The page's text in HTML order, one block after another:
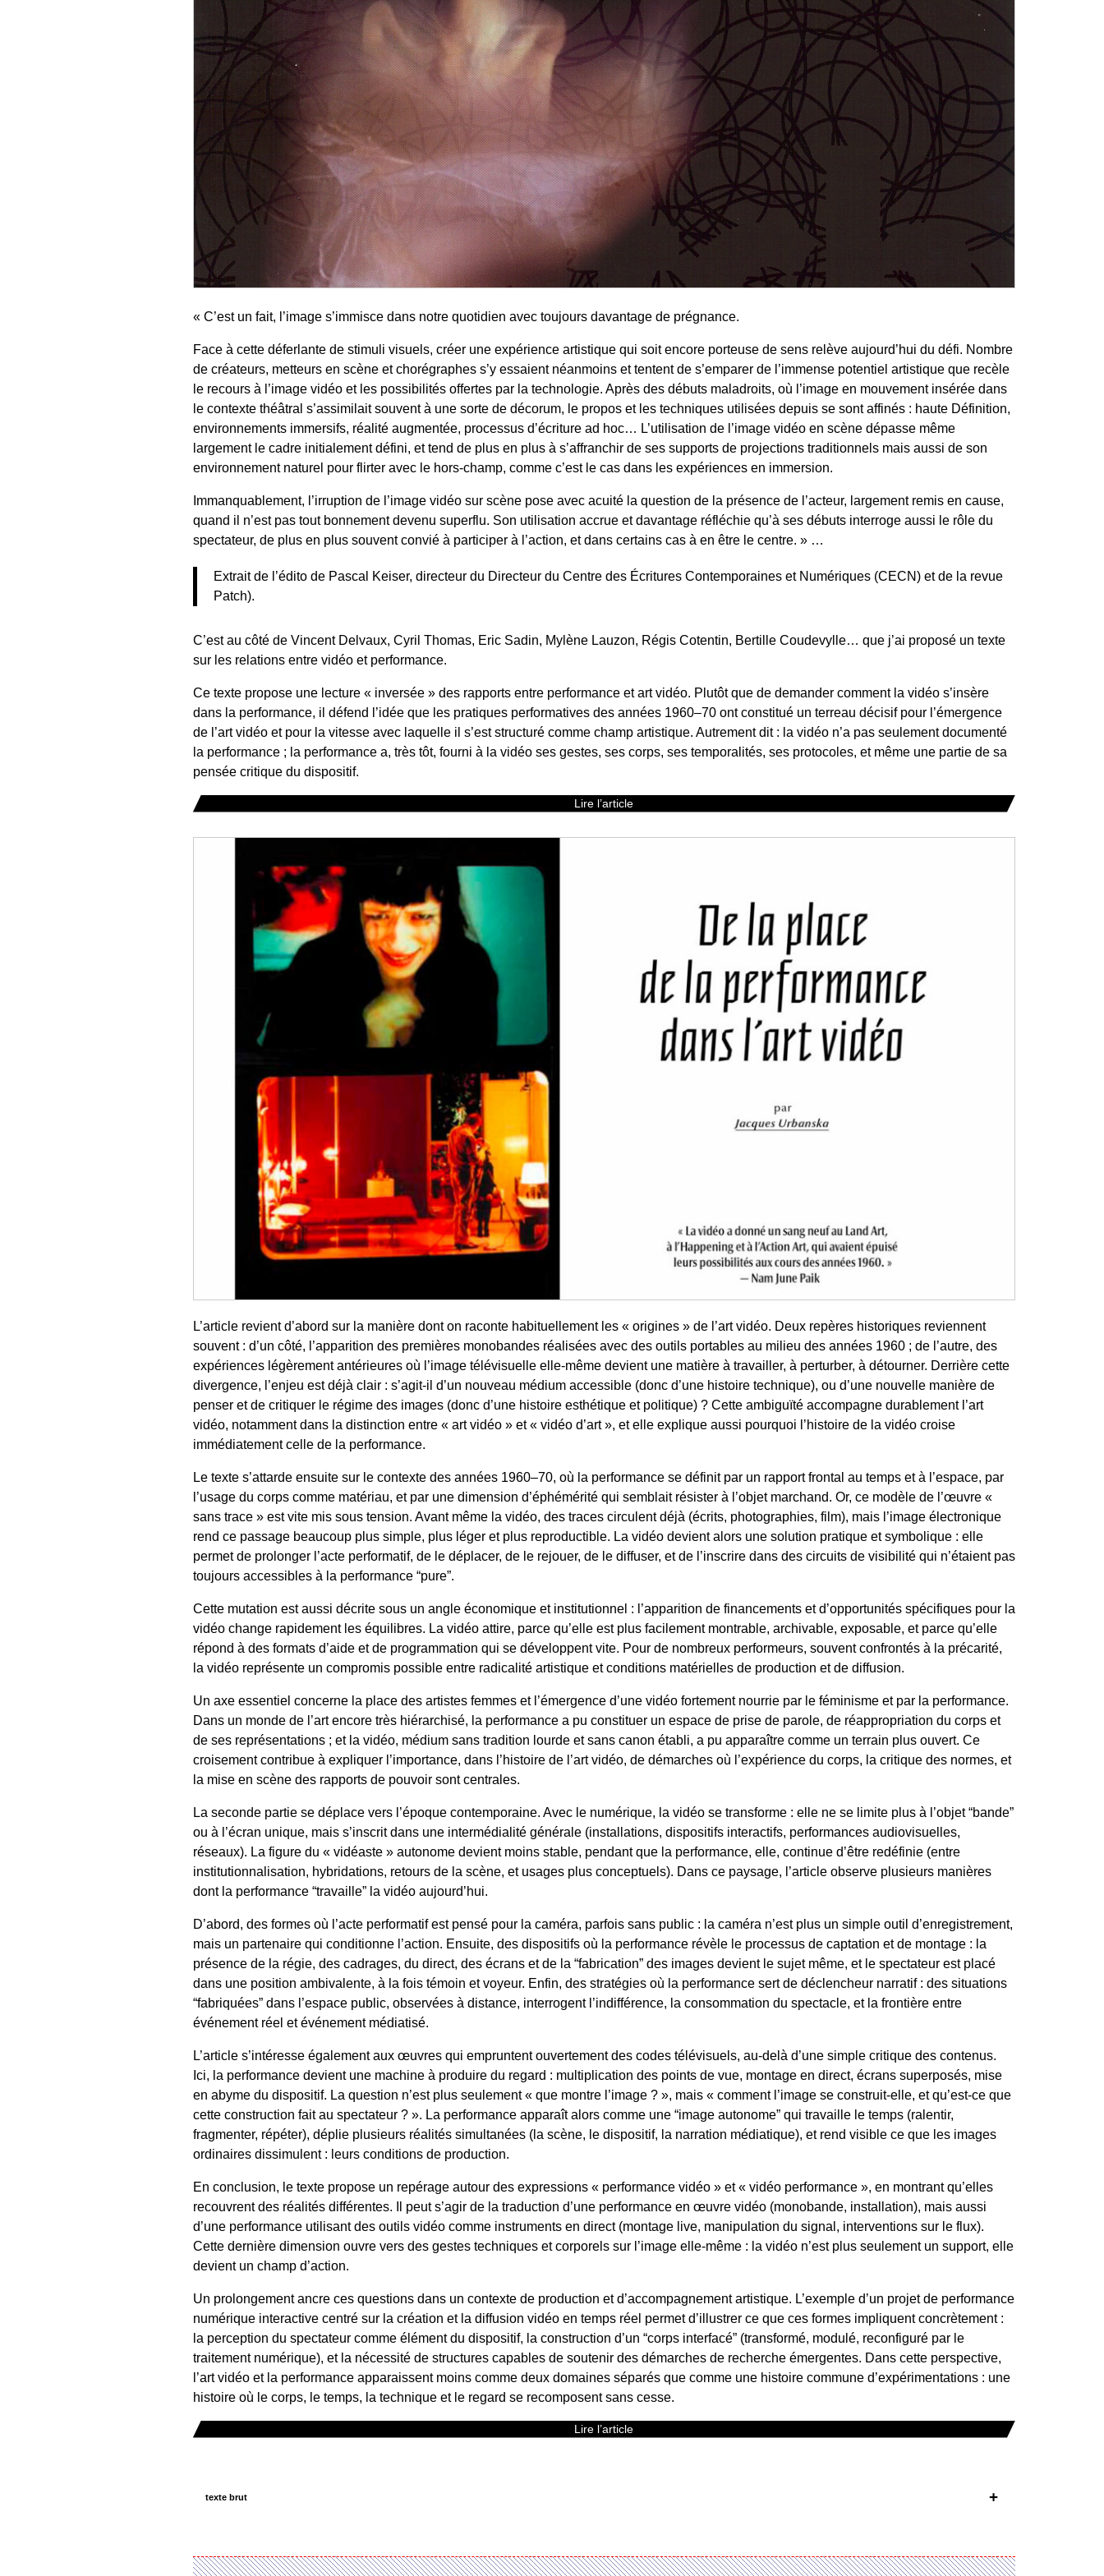
« C’est un fait, l’image s’immisce dans notre quotidien avec toujours davantage de prégnance.
Face à cette déferlante de stimuli visuels, créer une expérience artistique qui soit encore porteuse de sens relève aujourd’hui du défi. Nombre
de créateurs, metteurs en scène et chorégraphes s’y essaient néanmoins et tentent de s’emparer de l’immense potentiel artistique que recèle
le recours à l’image vidéo et les possibilités offertes par la technologie. Après des débuts maladroits, où l’image en mouvement insérée dans
le contexte théâtral s’assimilait souvent à une sorte de décorum, le propos et les techniques utilisées depuis se sont affinés : haute Définition,
environnements immersifs, réalité augmentée, processus d’écriture ad hoc… L’utilisation de l’image vidéo en scène dépasse même
largement le cadre initialement défini, et tend de plus en plus à s’affranchir de ses supports de projections traditionnels mais aussi de son
environnement naturel pour flirter avec le hors-champ, comme c’est le cas dans les expériences en immersion.
Immanquablement, l’irruption de l’image vidéo sur scène pose avec acuité la question de la présence de l’acteur, largement remis en cause,
quand il n’est pas tout bonnement devenu superflu. Son utilisation accrue et davantage réfléchie qu’à ses débuts interroge aussi le rôle du
spectateur, de plus en plus souvent convié à participer à l’action, et dans certains cas à en être le centre. » …
Extrait de l’édito de Pascal Keiser, directeur du Directeur du Centre des Écritures Contemporaines et Numériques (CECN) et de la revue
Patch).
C’est au côté de Vincent Delvaux, Cyril Thomas, Eric Sadin, Mylène Lauzon, Régis Cotentin, Bertille Coudevylle… que j’ai proposé un texte
sur les relations entre vidéo et performance.
Ce texte propose une lecture « inversée » des rapports entre performance et art vidéo. Plutôt que de demander comment la vidéo s’insère
dans la performance, il défend l’idée que les pratiques performatives des années 1960–70 ont constitué un terreau décisif pour l’émergence
de l’art vidéo et pour la vitesse avec laquelle il s’est structuré comme champ artistique. Autrement dit : la vidéo n’a pas seulement documenté
la performance ; la performance a, très tôt, fourni à la vidéo ses gestes, ses corps, ses temporalités, ses protocoles, et même une partie de sa
pensée critique du dispositif.
Lire l’article
L’article revient d’abord sur la manière dont on raconte habituellement les « origines » de l’art vidéo. Deux repères historiques reviennent
souvent : d’un côté, l’apparition des premières monobandes réalisées avec des outils portables au milieu des années 1960 ; de l’autre, des
expériences légèrement antérieures où l’image télévisuelle elle-même devient une matière à travailler, à perturber, à détourner. Derrière cette
divergence, l’enjeu est déjà clair : s’agit-il d’un nouveau médium accessible (donc d’une histoire technique), ou d’une nouvelle manière de
penser et de critiquer le régime des images (donc d’une histoire esthétique et politique) ? Cette ambiguïté accompagne durablement l’art
vidéo, notamment dans la distinction entre « art vidéo » et « vidéo d’art », et elle explique aussi pourquoi l’histoire de la vidéo croise
immédiatement celle de la performance.
Le texte s’attarde ensuite sur le contexte des années 1960–70, où la performance se définit par un rapport frontal au temps et à l’espace, par
l’usage du corps comme matériau, et par une dimension d’éphémérité qui semblait résister à l’objet marchand. Or, ce modèle de l’œuvre «
sans trace » est vite mis sous tension. Avant même la vidéo, des traces circulent déjà (écrits, photographies, film), mais l’image électronique
rend ce passage beaucoup plus simple, plus léger et plus reproductible. La vidéo devient alors une solution pratique et symbolique : elle
permet de prolonger l’acte performatif, de le déplacer, de le rejouer, de le diffuser, et de l’inscrire dans des circuits de visibilité qui n’étaient pas
toujours accessibles à la performance “pure”.
Cette mutation est aussi décrite sous un angle économique et institutionnel : l’apparition de financements et d’opportunités spécifiques pour la
vidéo change rapidement les équilibres. La vidéo attire, parce qu’elle est plus facilement montrable, archivable, exposable, et parce qu’elle
répond à des formats d’aide et de programmation qui se développent vite. Pour de nombreux performeurs, souvent confrontés à la précarité,
la vidéo représente un compromis possible entre radicalité artistique et conditions matérielles de production et de diffusion.
Un axe essentiel concerne la place des artistes femmes et l’émergence d’une vidéo fortement nourrie par le féminisme et par la performance.
Dans un monde de l’art encore très hiérarchisé, la performance a pu constituer un espace de prise de parole, de réappropriation du corps et
de ses représentations ; et la vidéo, médium sans tradition lourde et sans canon établi, a pu apparaître comme un terrain plus ouvert. Ce
croisement contribue à expliquer l’importance, dans l’histoire de l’art vidéo, de démarches où l’expérience du corps, la critique des normes, et
la mise en scène des rapports de pouvoir sont centrales.
La seconde partie se déplace vers l’époque contemporaine. Avec le numérique, la vidéo se transforme : elle ne se limite plus à l’objet “bande”
ou à l’écran unique, mais s’inscrit dans une intermédialité générale (installations, dispositifs interactifs, performances audiovisuelles,
réseaux). La figure du « vidéaste » autonome devient moins stable, pendant que la performance, elle, continue d’être redéfinie (entre
institutionnalisation, hybridations, retours de la scène, et usages plus conceptuels). Dans ce paysage, l’article observe plusieurs manières
dont la performance “travaille” la vidéo aujourd’hui.
D’abord, des formes où l’acte performatif est pensé pour la caméra, parfois sans public : la caméra n’est plus un simple outil d’enregistrement,
mais un partenaire qui conditionne l’action. Ensuite, des dispositifs où la performance révèle le processus de captation et de montage : la
présence de la régie, des cadrages, du direct, des écrans et de la “fabrication” des images devient le sujet même, et le spectateur est placé
dans une position ambivalente, à la fois témoin et voyeur. Enfin, des stratégies où la performance sert de déclencheur narratif : des situations
“fabriquées” dans l’espace public, observées à distance, interrogent l’indifférence, la consommation du spectacle, et la frontière entre
événement réel et événement médiatisé.
L’article s’intéresse également aux œuvres qui empruntent ouvertement des codes télévisuels, au-delà d’une simple critique des contenus.
Ici, la performance devient une machine à produire du regard : multiplication des points de vue, montage en direct, écrans superposés, mise
en abyme du dispositif. La question n’est plus seulement « que montre l’image ? », mais « comment l’image se construit-elle, et qu’est-ce que
cette construction fait au spectateur ? ». La performance apparaît alors comme une “image autonome” qui travaille le temps (ralentir,
fragmenter, répéter), déplie plusieurs réalités simultanées (la scène, le dispositif, la narration médiatique), et rend visible ce que les images
ordinaires dissimulent : leurs conditions de production.
En conclusion, le texte propose un repérage autour des expressions « performance vidéo » et « vidéo performance », en montrant qu’elles
recouvrent des réalités différentes. Il peut s’agir de la traduction d’une performance en œuvre vidéo (monobande, installation), mais aussi
d’une performance utilisant des outils vidéo comme instruments en direct (montage live, manipulation du signal, interventions sur le flux).
Cette dernière dimension ouvre vers des gestes techniques et corporels sur l’image elle-même : la vidéo n’est plus seulement un support, elle
devient un champ d’action.
Un prolongement ancre ces questions dans un contexte de production et d’accompagnement artistique. L’exemple d’un projet de performance
numérique interactive centré sur la création et la diffusion vidéo en temps réel permet d’illustrer ce que ces formes impliquent concrètement :
la perception du spectateur comme élément du dispositif, la construction d’un “corps interfacé” (transformé, modulé, reconfiguré par le
traitement numérique), et la nécessité de structures capables de soutenir des démarches de recherche émergentes. Dans cette perspective,
l’art vidéo et la performance apparaissent moins comme deux domaines séparés que comme une histoire commune d’expérimentations : une
histoire où le corps, le temps, la technique et le regard se recomposent sans cesse.
Lire l’article
texte brut +